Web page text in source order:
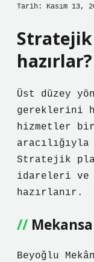
Tarih: Kasım 13,
Stratejik
hazırlar?
Üst düzey
gereklerini
hizmetler
Stratejik
idareleri ve
hazırlanır.
Beyoğlu